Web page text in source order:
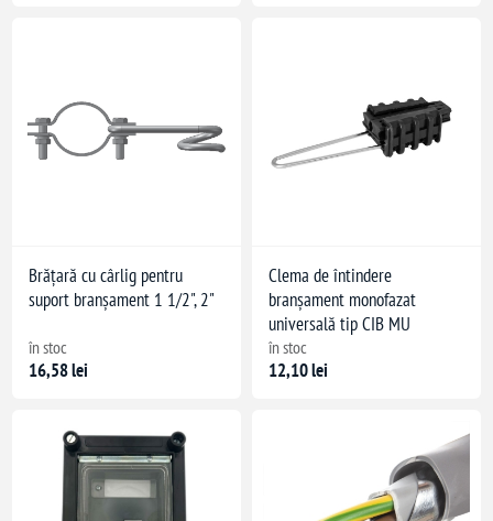
Brățară cu cârlig pentru
suport branșament 1 1/2", 2"
în stoc
16,58 lei
Clema de întindere
branșament monofazat
universală tip CIB MU
în stoc
12,10 lei